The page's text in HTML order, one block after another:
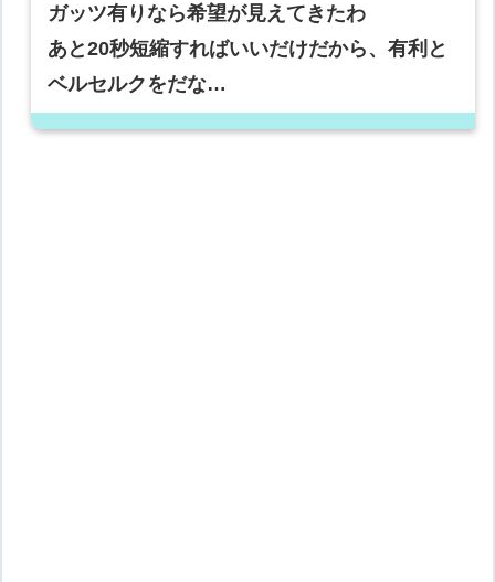
ガッツ有りなら希望が見えてきたわ
あと20秒短縮すればいいだけだから、有利と
ベルセルクをだな…